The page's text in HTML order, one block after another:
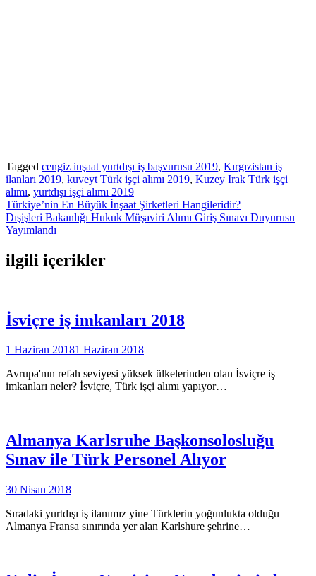
Tagged cengiz inşaat yurtdışı iş başvurusu 2019, Kırgızistan iş
ilanları 2019, kuveyt Türk işçi alımı 2019, Kuzey Irak Türk işçi
alımı, yurtdışı işçi alımı 2019
Yazı
gezinmesi
Türkiye’nin En Büyük İnşaat Şirketleri Hangileridir?
Dışişleri Bakanlığı Hukuk Müşaviri Alımı Giriş Sınavı Duyurusu
Yayımlandı
ilgili içerikler
İsviçre iş imkanları 2018
1 Haziran 20181 Haziran 2018
Avrupa'nın refah seviyesi yüksek ülkelerinden olan İsviçre iş
imkanları neler? İsviçre, Türk işçi alımı yapıyor…
Almanya Karlsruhe Başkonsolosluğu
Sınav ile Türk Personel Alıyor
30 Nisan 2018
Sıradaki yurtdışı iş ilanımız yine Türklerin yoğunlukta olduğu
Almanya Fransa sınırında yer alan Karlshure şehrine…